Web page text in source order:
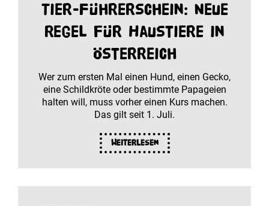
Tier-Führerschein: Neue
Regel für Haustiere in
Österreich
Wer zum ersten Mal einen Hund, einen Gecko,
eine Schildkröte oder bestimmte Papageien
halten will, muss vorher einen Kurs machen.
Das gilt seit 1. Juli.
Weiterlesen